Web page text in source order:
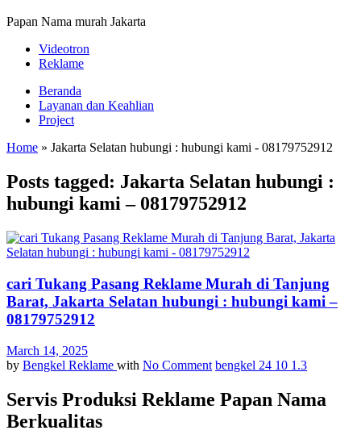
Papan Nama murah Jakarta
Videotron
Reklame
Beranda
Layanan dan Keahlian
Project
Home » Jakarta Selatan hubungi : hubungi kami - 08179752912
Posts tagged: Jakarta Selatan hubungi :
hubungi kami – 08179752912
cari Tukang Pasang Reklame Murah di Tanjung
Barat, Jakarta Selatan hubungi : hubungi kami –
08179752912
March 14, 2025
by Bengkel Reklame with No Comment bengkel 24 10 1.3
Servis Produksi Reklame Papan Nama
Berkualitas